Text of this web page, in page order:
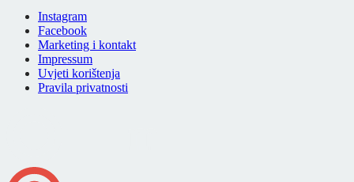
Instagram
Facebook
Marketing i kontakt
Impressum
Uvjeti korištenja
Pravila privatnosti